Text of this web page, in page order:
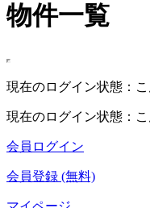
物件一覧
現在のログイン状態：
現在のログイン状態：
会員ログイン
会員登録 (無料)